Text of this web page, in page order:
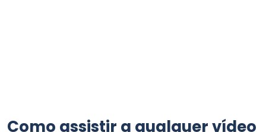
Como assistir a qualquer vídeo